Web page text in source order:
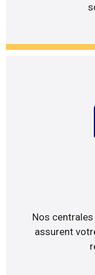
Nos
assurent